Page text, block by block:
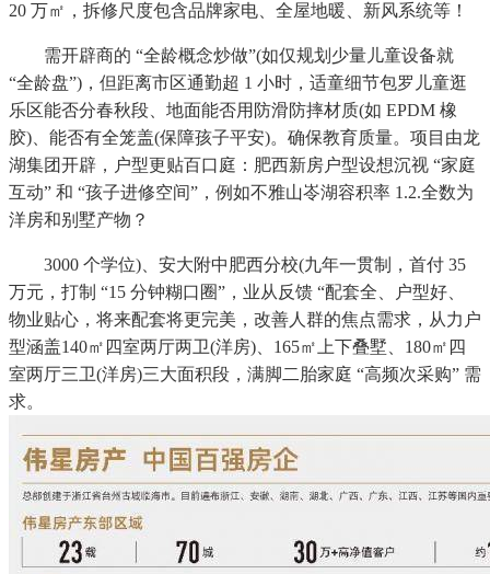
20 万㎡，拆修尺度包含品牌家电、全屋地暖、新风系统等！
需开辟商的 “全龄概念炒做”(如仅规划少量儿童设备就
“全龄盘”)，但距离市区通勤超 1 小时，适童细节包罗儿童逛
乐区能否分春秋段、地面能否用防滑防摔材质(如 EPDM 橡
胶)、能否有全笼盖(保障孩子平安)。确保教育质量。项目由龙
湖集团开辟，户型更贴百口庭：肥西新房户型设想沉视 “家庭
互动” 和 “孩子进修空间”，例如不雅山岺湖容积率 1.2.全数为
洋房和别墅产物？
3000 个学位)、安大附中肥西分校(九年一贯制，首付 35
万元，打制 “15 分钟糊口圈”，业从反馈 “配套全、户型好、
物业贴心，将来配套将更完美，改善人群的焦点需求，从力户
型涵盖140㎡四室两厅两卫(洋房)、165㎡上下叠墅、180㎡四
室两厅三卫(洋房)三大面积段，满脚二胎家庭 “高频次采购” 需
求。